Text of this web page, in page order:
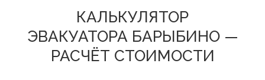
КАЛЬКУЛЯТОР
ЭВАКУАТОРА БАРЫБИНО —
РАСЧЁТ СТОИМОСТИ